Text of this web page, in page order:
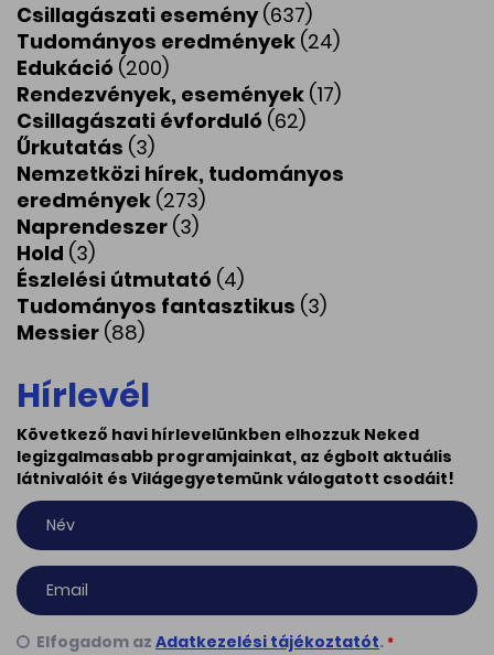
Csillagászati esemény(637)
Tudományos eredmények (24)
Edukáció (200)
Rendezvények, események (17)
Csillagászati évforduló (62)
Űrkutatás (3)
Nemzetközi hírek, tudományos
eredmények (273)
Naprendeszer (3)
Hold (3)
Észlelési útmutató (4)
Tudományos fantasztikus (3)
Messier (88)
Hírlevél
Következő havi hírlevelünkben elhozzuk Neked
legizgalmasabb programjainkat, az égbolt aktuális
látnivalóit és Világegyetemünk válogatott csodáit!
Elfogadom az Adatkezelési tájékoztatót. *